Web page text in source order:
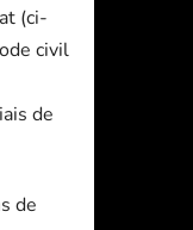
(ci-
civil
de
de